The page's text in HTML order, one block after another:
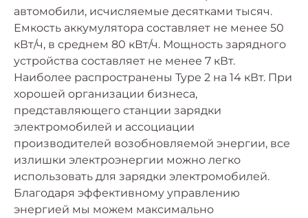
автомобили, исчисляемые десятками тысяч.
Емкость аккумулятора составляет не менее 50
кВт/ч, в среднем 80 кВт/ч. Мощность зарядного
устройства составляет не менее 7 кВт.
Наиболее распространены Type 2 на 14 кВт. При
хорошей организации бизнеса,
представляющего станции зарядки
электромобилей и ассоциации
производителей возобновляемой энергии, все
излишки электроэнергии можно легко
использовать для зарядки электромобилей.
Благодаря эффективному управлению
энергией мы можем максимально